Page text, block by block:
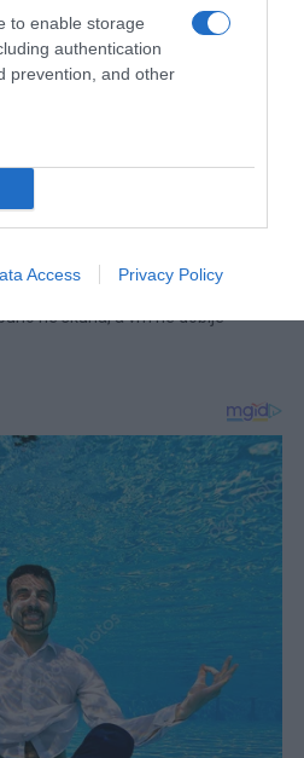
to enable storage
authentication
prevention, and other
Access Privacy Policy
Započnite zagrijavanjem pećnice na
stupnjeva Fahrenheita). Nakon toga
1 žlicom ulja.
mješavinu luka i paprike preko
po površini.
ostavite da se peče 50 minuta,
ne skuha, a vrh ne dobije